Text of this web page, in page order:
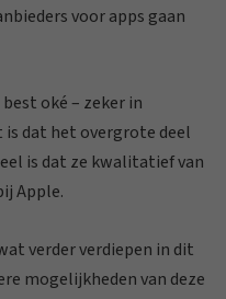
voor apps gaan
oké – zeker in
dat het overgrote deel
is dat ze kwalitatief van
Apple.
verder verdiepen in dit
mogelijkheden van deze